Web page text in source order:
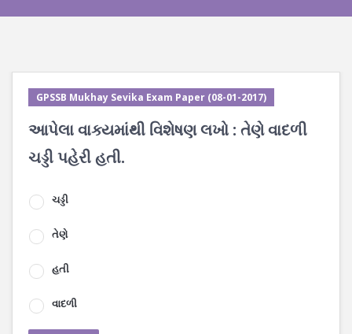
GPSSB Mukhay Sevika Exam Paper (08-01-2017)
આપેલા વાક્યમાંથી વિશેષણ લખો : તેણે વાદળી
ચડ્ડી પહેરી હતી.
ચડ્ડી
તેણે
હતી
વાદળી